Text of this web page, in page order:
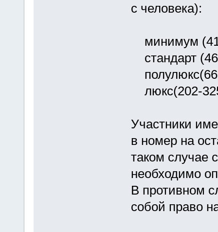
с человека):
минимум (41
стандарт
люкс(202-
Участники
в номер на
таком случае
необходимо
В противном
собой право